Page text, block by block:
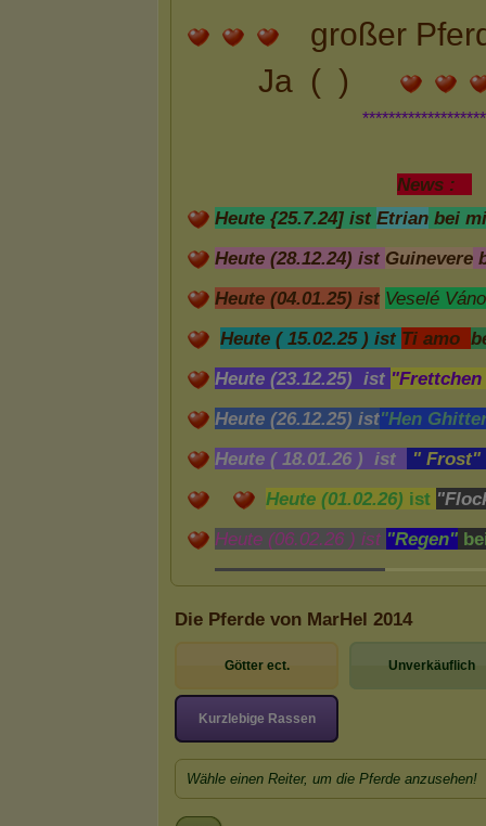
Die Pferde von MarHel 2014
Götter ect. Unverkäuflich
Kurzlebige Rassen
Wähle einen Reiter, um die Pferde anzusehen!